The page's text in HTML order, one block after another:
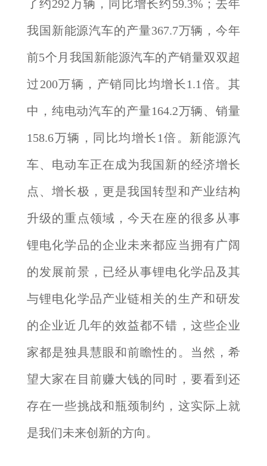
了约292万辆，同比增长约59.3%；去年
我国新能源汽车的产量367.7万辆，今年
前5个月我国新能源汽车的产销量双双超
过200万辆，产销同比均增长1.1倍。其
中，纯电动汽车的产量164.2万辆、销量
158.6万辆，同比均增长1倍。新能源汽
车、电动车正在成为我国新的经济增长
点、增长极，更是我国转型和产业结构
升级的重点领域，今天在座的很多从事
锂电化学品的企业未来都应当拥有广阔
的发展前景，已经从事锂电化学品及其
与锂电化学品产业链相关的生产和研发
的企业近几年的效益都不错，这些企业
家都是独具慧眼和前瞻性的。当然，希
望大家在目前赚大钱的同时，要看到还
存在一些挑战和瓶颈制约，这实际上就
是我们未来创新的方向。